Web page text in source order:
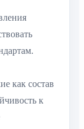
как состав
к